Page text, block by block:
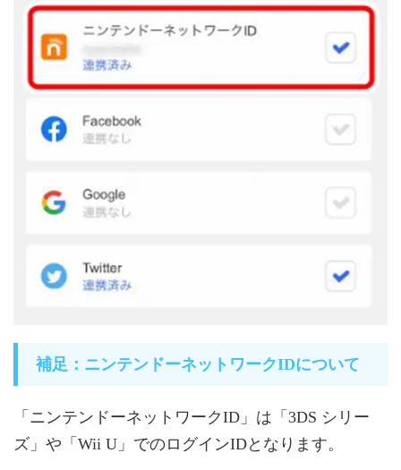
補足：ニンテンドーネットワークIDについて
「ニンテンドーネットワークID」は「3DS シリー
ズ」や「Wii U」でのログインIDとなります。